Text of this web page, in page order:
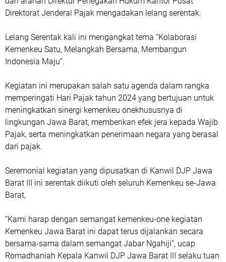
Direktorat Jenderal Pajak mengadakan lelang serentak.
Lelang Serentak kali ini mengangkat tema “Kolaborasi
Kemenkeu Satu, Melangkah Bersama, Membangun
Indonesia Maju”.
Kegiatan ini merupakan salah satu agenda dalam rangka
memperingati Hari Pajak tahun 2024 yang bertujuan untuk
meningkatkan sinergi kemenkeu onekhususnya di
lingkungan Jawa Barat, memberikan efek jera kepada Wajib
Pajak, serta meningkatkan penerimaan negara yang berasal
dari pajak.
Seremonial kegiatan yang dipusatkan di Kanwil DJP Jawa
Barat III ini serentak diikuti oleh seluruh Kemenkeu se-Jawa
Barat,
“Kami harap dengan semangat kemenkeu-one kegiatan
Kemenkeu Jawa Barat ini dapat terus dijalankan secara
bersama-sama dalam semangat Jabar Ngahiji”, ucap
Romadhaniah Kepala Kanwil DJP Jawa Barat III selaku tuan